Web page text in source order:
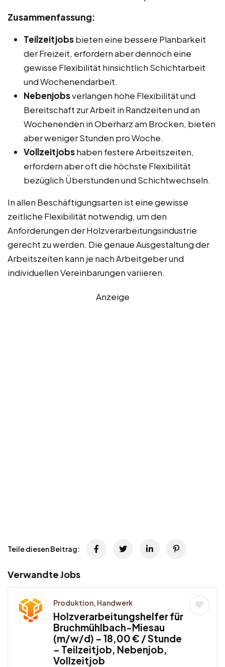
Zusammenfassung:
Teilzeitjobsbieten eine bessere Planbarkeit
der Freizeit, erfordern aber dennoch eine
gewisse Flexibilität hinsichtlich Schichtarbeit
und Wochenendarbeit.
Nebenjobsverlangen hohe Flexibilität und
Bereitschaft zur Arbeit in Randzeiten und an
Wochenenden in Oberharz am Brocken, bieten
aber weniger Stunden pro Woche.
Vollzeitjobshaben festere Arbeitszeiten,
erfordern aber oft die höchste Flexibilität
bezüglich Überstunden und Schichtwechseln.
In allen Beschäftigungsarten ist eine gewisse
zeitliche Flexibilität notwendig, um den
Anforderungen der Holzverarbeitungsindustrie
gerecht zu werden. Die genaue Ausgestaltung der
Arbeitszeiten kann je nach Arbeitgeber und
individuellen Vereinbarungen variieren.
Anzeige
Teile diesen Beitrag:
Verwandte Jobs
Produktion, Handwerk
Holzverarbeitungshelfer für
Bruchmühlbach-Miesau
(m/w/d) – 18,00 € / Stunde
– Teilzeitjob, Nebenjob,
Vollzeitjob